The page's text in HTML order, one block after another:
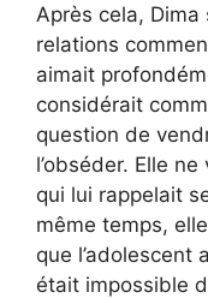
Après cela,
relations
aimait
considérait
question de
l’obséder. Elle
qui lui rappelait
même temps,
que l’adolescent
était impossible